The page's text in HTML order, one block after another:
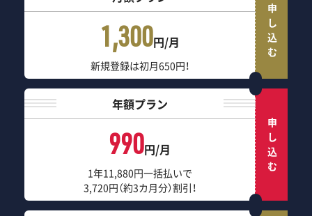
1,300円/月
新規登録は初月650円！
申し込む
年額プラン
990円/月
1年11,880円一括払いで
3,720円（約3カ月分）割引！
申し込む